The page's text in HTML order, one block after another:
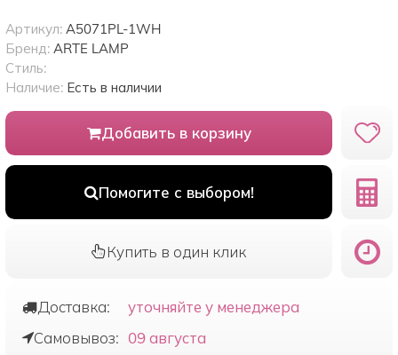
Добавить в корзину
Купить в один клик
Помогите с выбором!
Артикул: A5071PL-1WH
Бренд: ARTE LAMP
Стиль:
Наличие: Есть в наличии
Доставка:
уточняйте у менеджера
Самовывоз: 09 августа